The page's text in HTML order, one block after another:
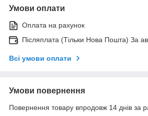
Умови оплати
Оплата на рахунок
Післяплата (Тільки Нова Пошта) За
Всі умови оплати
Умови повернення
Повернення товару впродовж 14 днів за